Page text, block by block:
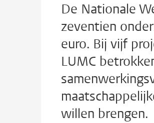
De Nationale
zeventien
euro. Bij vijf
LUMC
willen brengen.